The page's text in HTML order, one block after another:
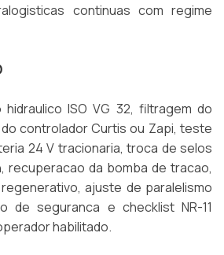
continuas com regime
ISO VG 32, filtragem do
controlador Curtis ou Zapi, teste
24 V tracionaria, troca de selos
recuperacao da bomba de tracao,
ajuste de paralelismo
de seguranca e checklist NR-11
habilitado.